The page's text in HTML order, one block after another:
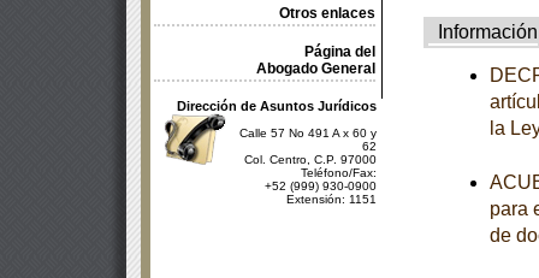
Otros enlaces
Página del
Abogado General
Dirección de Asuntos Jurídicos
Calle 57 No 491 A x 60 y
62
Col. Centro, C.P. 97000
Teléfono/Fax:
+52 (999) 930-0900
Extensión: 1151
Información
la
para
de